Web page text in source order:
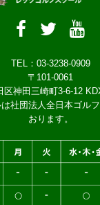
TEL：03-3238-0909
〒101-0061
三崎町3-6-12 KDX
社団法人全日本ゴル
おります。